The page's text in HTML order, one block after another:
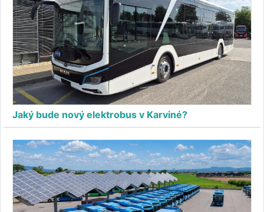
Jaký bude nový elektrobus v Karviné?